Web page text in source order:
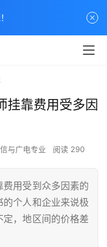
挂靠费用受多因
与广电专业 阅读 290
用受到众多因素的
个人和企业来说极
，地区间的价格差